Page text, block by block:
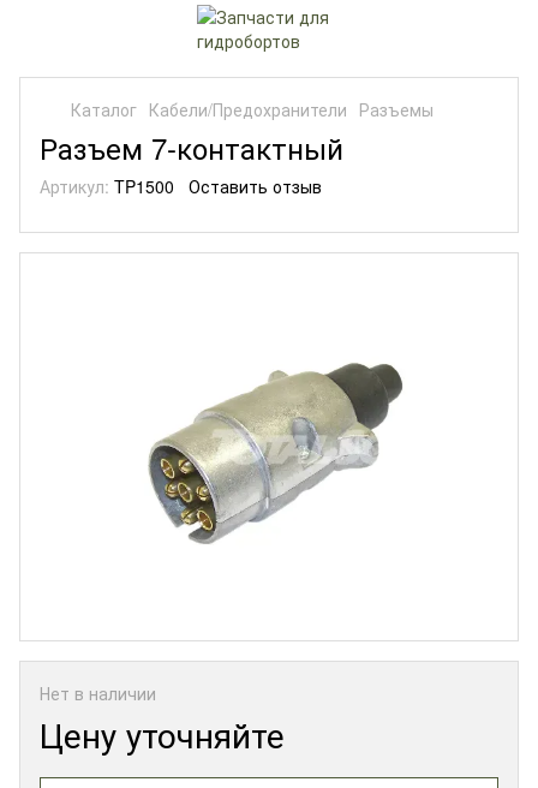
Каталог Кабели/Предохранители Разъемы
Разъем 7-контактный
Артикул: TP1500 Оставить отзыв
Нет в наличии
Цену уточняйте